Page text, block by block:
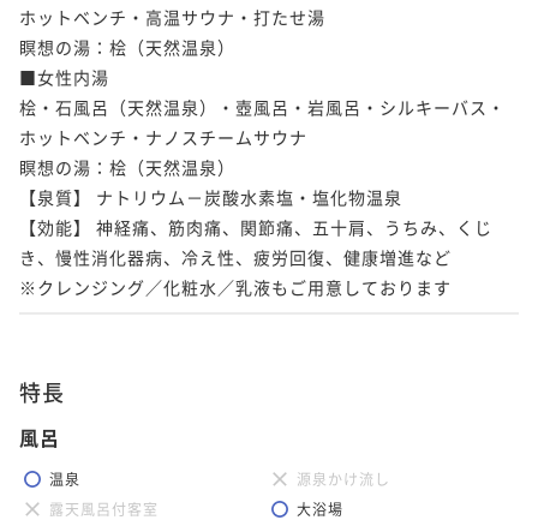
ホットベンチ・高温サウナ・打たせ湯
瞑想の湯：桧（天然温泉）
■女性内湯
桧・石風呂（天然温泉）・壺風呂・岩風呂・シルキーバス・
ホットベンチ・ナノスチームサウナ
瞑想の湯：桧（天然温泉）
【泉質】 ナトリウム－炭酸水素塩・塩化物温泉
【効能】 神経痛、筋肉痛、関節痛、五十肩、うちみ、くじ
き、慢性消化器病、冷え性、疲労回復、健康増進など
※クレンジング／化粧水／乳液もご用意しております
特長
風呂
温泉
源泉かけ流し
露天風呂付客室
大浴場